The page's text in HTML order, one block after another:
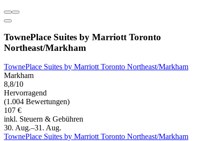
TownePlace Suites by Marriott Toronto
Northeast/Markham
TownePlace Suites by Marriott Toronto Northeast/Markham
Markham
8,8/10
Hervorragend
(1.004 Bewertungen)
107 €
inkl. Steuern & Gebühren
30. Aug.–31. Aug.
TownePlace Suites by Marriott Toronto Northeast/Markham